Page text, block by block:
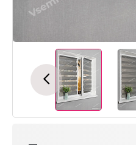
Previous